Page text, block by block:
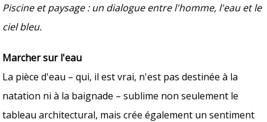
Piscine et paysage : un dialogue entre l'homme, l'eau et le
ciel bleu.
Marcher sur l'eau
La pièce d'eau – qui, il est vrai, n'est pas destinée à la
natation ni à la baignade – sublime non seulement le
tableau architectural, mais crée également un sentiment